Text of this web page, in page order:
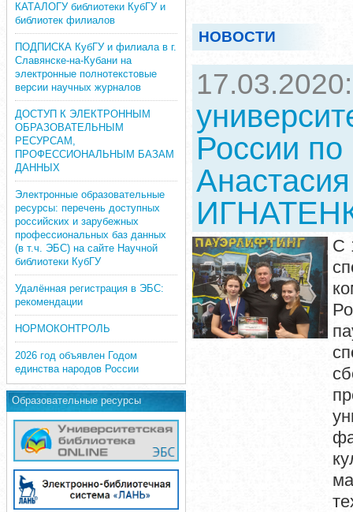
КАТАЛОГУ библиотеки КубГУ и
библиотек филиалов
ПОДПИСКА КубГУ и филиала в г.
Славянске-на-Кубани на
электронные полнотекстовые
версии научных журналов
ДОСТУП К ЭЛЕКТРОННЫМ
ОБРАЗОВАТЕЛЬНЫМ
РЕСУРСАМ,
ПРОФЕССИОНАЛЬНЫМ БАЗАМ
ДАННЫХ
Электронные образовательные
ресурсы: перечень доступных
российских и зарубежных
профессиональных баз данных
(в т.ч. ЭБС) на сайте Научной
библиотеки КубГУ
Удалённая регистрация в ЭБС:
рекомендации
НОРМОКОНТРОЛЬ
2026 год объявлен Годом
единства народов России
Образовательные ресурсы
НОВОСТИ
России
С